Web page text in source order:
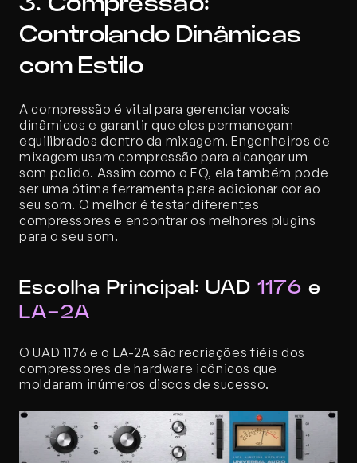
Controlando Dinâmicas
com Estilo
A compressão é vital para gerenciar vocais
dinâmicos e garantir que eles permaneçam
equilibrados dentro da mixagem. Engenheiros de
mixagem usam compressão para alcançar um
som polido. Assim como o EQ, ela também pode
ser uma ótima ferramenta para adicionar cor ao
seu som. O melhor é testar diferentes
compressores e encontrar os melhores plugins
para o seu som.
Escolha Principal: UAD 1176
LA-2A
O UAD 1176 e o LA-2A são recriações fiéis dos
compressores de hardware icônicos que
moldaram inúmeros discos de sucesso.